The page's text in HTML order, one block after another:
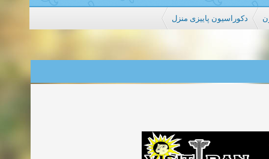
دکوراسیون پاییزی منزل